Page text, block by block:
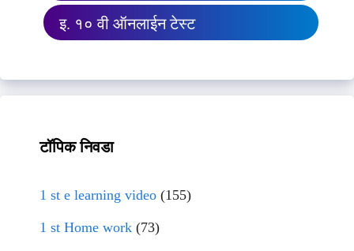
इ. १० वी ऑनलाईन टेस्ट
टॉपिक निवडा
1 st e learning video (155)
1 st Home work (73)